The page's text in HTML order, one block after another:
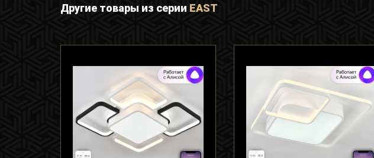
Другие товары из серии EAST